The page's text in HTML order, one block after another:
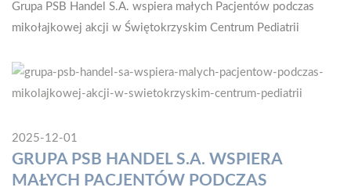
Grupa PSB Handel S.A. wspiera małych Pacjentów podczas
mikołajkowej akcji w Świętokrzyskim Centrum Pediatrii
2025-12-01
GRUPA PSB HANDEL S.A. WSPIERA
MAŁYCH PACJENTÓW PODCZAS